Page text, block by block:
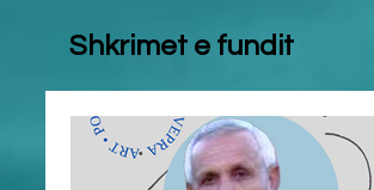
Shkrimet e fundit